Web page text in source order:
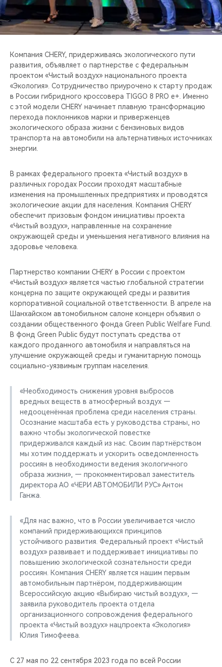
CHERY И СПОРТ
НАШИ МЕРОПРИЯТИЯ
ВИДЕООБЗОРЫ
CHERY ДЛЯ ДЕТЕЙ
Компания CHERY, придерживаясь экологического пути
развития, объявляет о партнерстве c федеральным
проектом «Чистый воздух» национального проекта
«Экология». Сотрудничество приурочено к старту продаж
в России гибридного кроссовера TIGGO 8 PRO e+. Именно
с этой модели CHERY начинает плавную трансформацию
перехода поклонников марки и приверженцев
экологического образа жизни с бензиновых видов
транспорта на автомобили на альтернативных источниках
энергии.
В рамках федерального проекта «Чистый воздух» в
различных городах России проходят масштабные
изменения на промышленных предприятиях и проводятся
экологические акции для населения. Компания CHERY
обеспечит призовым фондом инициативы проекта
«Чистый воздух», направленные на сохранение
окружающей среды и уменьшения негативного влияния на
здоровье человека.
Партнерство компании CHERY в России с проектом
«Чистый воздух» является частью глобальной стратегии
концерна по защите окружающей среды и развития
корпоративной социальной ответственности. В апреле на
Шанхайском автомобильном салоне концерн объявил о
создании общественного фонда Green Public Welfare Fund.
В фонд Green Public будут поступать средства от
каждого проданного автомобиля и направляться на
улучшение окружающей среды и гуманитарную помощь
социально-уязвимым группам населения.
«Необходимость снижения уровня выбросов
вредных веществ в атмосферный воздух —
недооценённая проблема среди населения страны.
Осознание масштаба есть у руководства страны, но
важно чтобы экологической повестке
придерживался каждый из нас. Своим партнёрством
мы хотим поддержать и ускорить осведомленность
россиян в необходимости ведения экологичного
образа жизни», — прокомментировал заместитель
директора АО «ЧЕРИ АВТОМОБИЛИ РУС» Антон
Ганжа.
«Для нас важно, что в России увеличивается число
компаний придерживающихся принципов
устойчивого развития. Федеральный проект «Чистый
воздух» развивает и поддерживает инициативы по
повышению экологической сознательности среди
россиян. Компания CHERY является нашим первым
автомобильным партнёром, поддерживающим
Всероссийскую акцию «Выбираю чистый воздух», —
заявила руководитель проекта отдела
организационного сопровождения федерального
проекта «Чистый воздух» нацпроекта «Экология»
Юлия Тимофеева.
С 27 мая по 22 сентября 2023 года по всей России